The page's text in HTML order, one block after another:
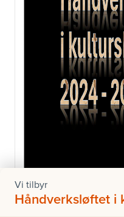
Vi tilbyr
Håndverksløftet i